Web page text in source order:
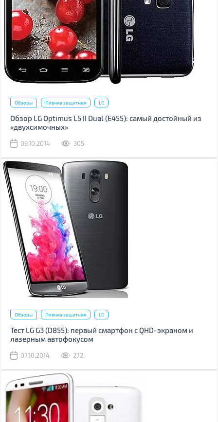
Обзоры Пленка защитная LG
Обзор LG Optimus L5 II Dual (Е455): самый достойный из
«двухсимочных»
09.10.2014 305
Обзоры Пленка защитная LG
Тест LG G3 (D855): первый смартфон с QHD-экраном и
лазерным автофокусом
07.10.2014 272